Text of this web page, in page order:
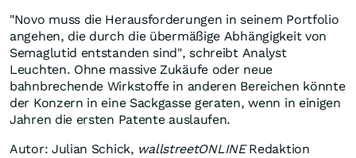
"Novo muss die Herausforderungen in seinem Portfolio
angehen, die durch die übermäßige Abhängigkeit von
Semaglutid entstanden sind", schreibt Analyst
Leuchten. Ohne massive Zukäufe oder neue
bahnbrechende Wirkstoffe in anderen Bereichen könnte
der Konzern in eine Sackgasse geraten, wenn in einigen
Jahren die ersten Patente auslaufen.
Autor: Julian Schick, wallstreetONLINERedaktion